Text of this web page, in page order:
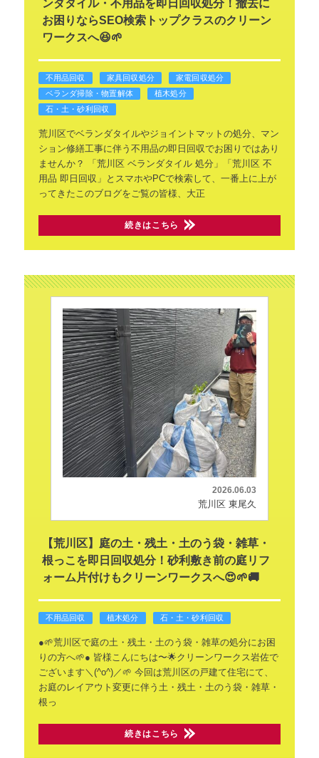
ンダタイル・不用品を即日回収処分！撤去に
お困りならSEO検索トップクラスのクリーン
ワークスへ😆🌱
不用品回収 家具回収処分
家電回収処分
ベランダ掃除・物置解体
植木処分
石・土・砂利回収
荒川区でベランダタイルやジョイントマットの処分、マン
ション修繕工事に伴う不用品の即日回収でお困りではあり
ませんか？
「荒川区 ベランダタイル 処分」「荒川区 不
用品 即日回収」とスマホやPCで検索して、一番上に上が
ってきたこのブログをご覧の皆様、大正
続きはこちら
2026.06.03
荒川区 東尾久
【荒川区】庭の土・残土・土のう袋・雑草・
根っこを即日回収処分！砂利敷き前の庭リフ
ォーム片付けもクリーンワークスへ😍🌱🚚
不用品回収 植木処分 石・土・砂利回収
●🌱荒川区で庭の土・残土・土のう袋・雑草の処分にお困
りの方へ🌱● 皆様こんにちは〜🌟クリーンワークス岩佐で
ございます＼(^o^)／🌱 今回は荒川区の戸建て住宅にて、
お庭のレイアウト変更に伴う土・残土・土のう袋・雑草・
根っ
続きはこちら